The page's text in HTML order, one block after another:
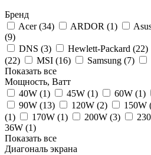
Бренд
Acer (34) ARDOR (1)
(9)
DNS (3) Hewlett-Packard (22)
(22) MSI (16) Samsung (7)
Показать все
Мощность, Ватт
40W (1) 45W (1) 60W (1)
90W (13) 120W (2) 150W
(1) 170W (1) 200W (3)
36W (1)
Показать все
Диагональ экрана